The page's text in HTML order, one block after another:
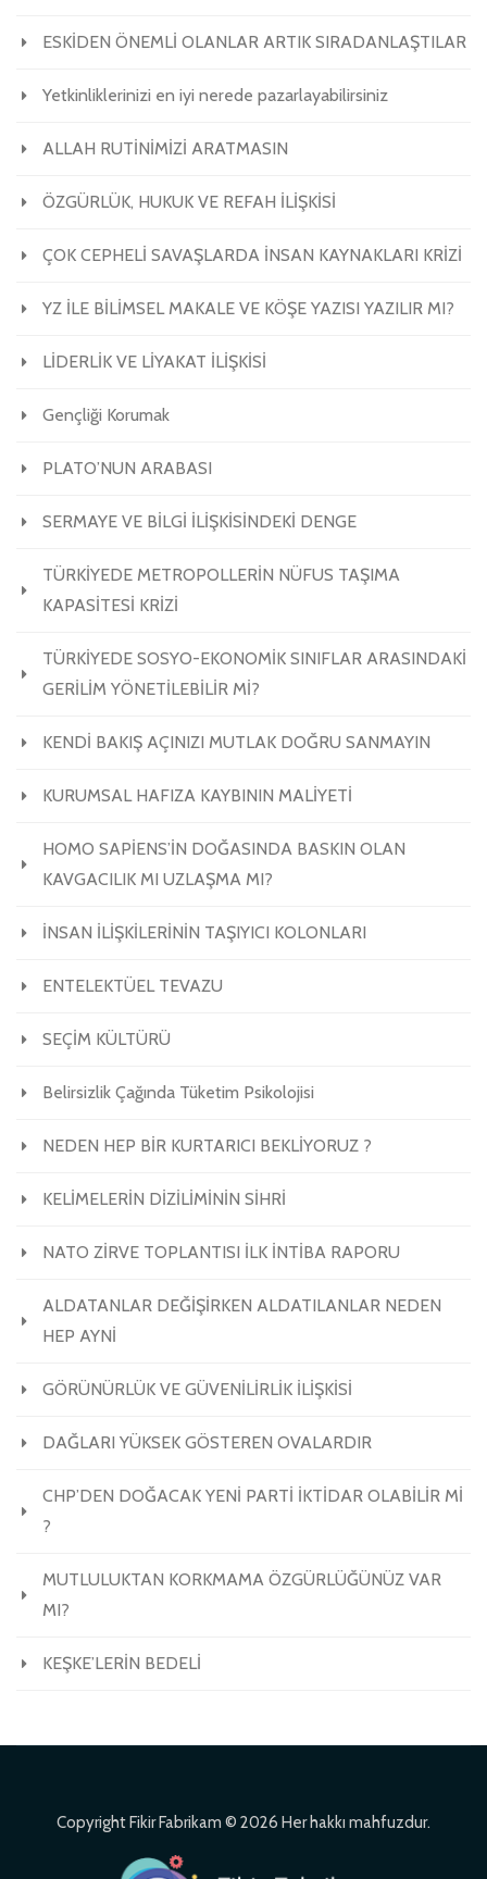
ESKİDEN ÖNEMLİ OLANLAR ARTIK SIRADANLAŞTILAR
Yetkinliklerinizi en iyi nerede pazarlayabilirsiniz
ALLAH RUTİNİMİZİ ARATMASIN
ÖZGÜRLÜK, HUKUK VE REFAH İLİŞKİSİ
ÇOK CEPHELİ SAVAŞLARDA İNSAN KAYNAKLARI KRİZİ
YZ İLE BİLİMSEL MAKALE VE KÖŞE YAZISI YAZILIR MI?
LİDERLİK VE LİYAKAT İLİŞKİSİ
Gençliği Korumak
PLATO’NUN ARABASI
SERMAYE VE BİLGİ İLİŞKİSİNDEKİ DENGE
TÜRKİYEDE METROPOLLERİN NÜFUS TAŞIMA
KAPASİTESİ KRİZİ
TÜRKİYEDE SOSYO-EKONOMİK SINIFLAR ARASINDAKİ
GERİLİM YÖNETİLEBİLİR Mİ?
KENDİ BAKIŞ AÇINIZI MUTLAK DOĞRU SANMAYIN
KURUMSAL HAFIZA KAYBININ MALİYETİ
HOMO SAPİENS’İN DOĞASINDA BASKIN OLAN
KAVGACILIK MI UZLAŞMA MI?
İNSAN İLİŞKİLERİNİN TAŞIYICI KOLONLARI
ENTELEKTÜEL TEVAZU
SEÇİM KÜLTÜRÜ
Belirsizlik Çağında Tüketim Psikolojisi
NEDEN HEP BİR KURTARICI BEKLİYORUZ ?
KELİMELERİN DİZİLİMİNİN SİHRİ
NATO ZİRVE TOPLANTISI İLK İNTİBA RAPORU
ALDATANLAR DEĞİŞİRKEN ALDATILANLAR NEDEN
HEP AYNİ
GÖRÜNÜRLÜK VE GÜVENİLİRLİK İLİŞKİSİ
DAĞLARI YÜKSEK GÖSTEREN OVALARDIR
CHP’DEN DOĞACAK YENİ PARTİ İKTİDAR OLABİLİR Mİ
?
MUTLULUKTAN KORKMAMA ÖZGÜRLÜĞÜNÜZ VAR
MI?
KEŞKE’LERİN BEDELİ
Copyright Fikir Fabrikam © 2026 Her hakkı mahfuzdur.